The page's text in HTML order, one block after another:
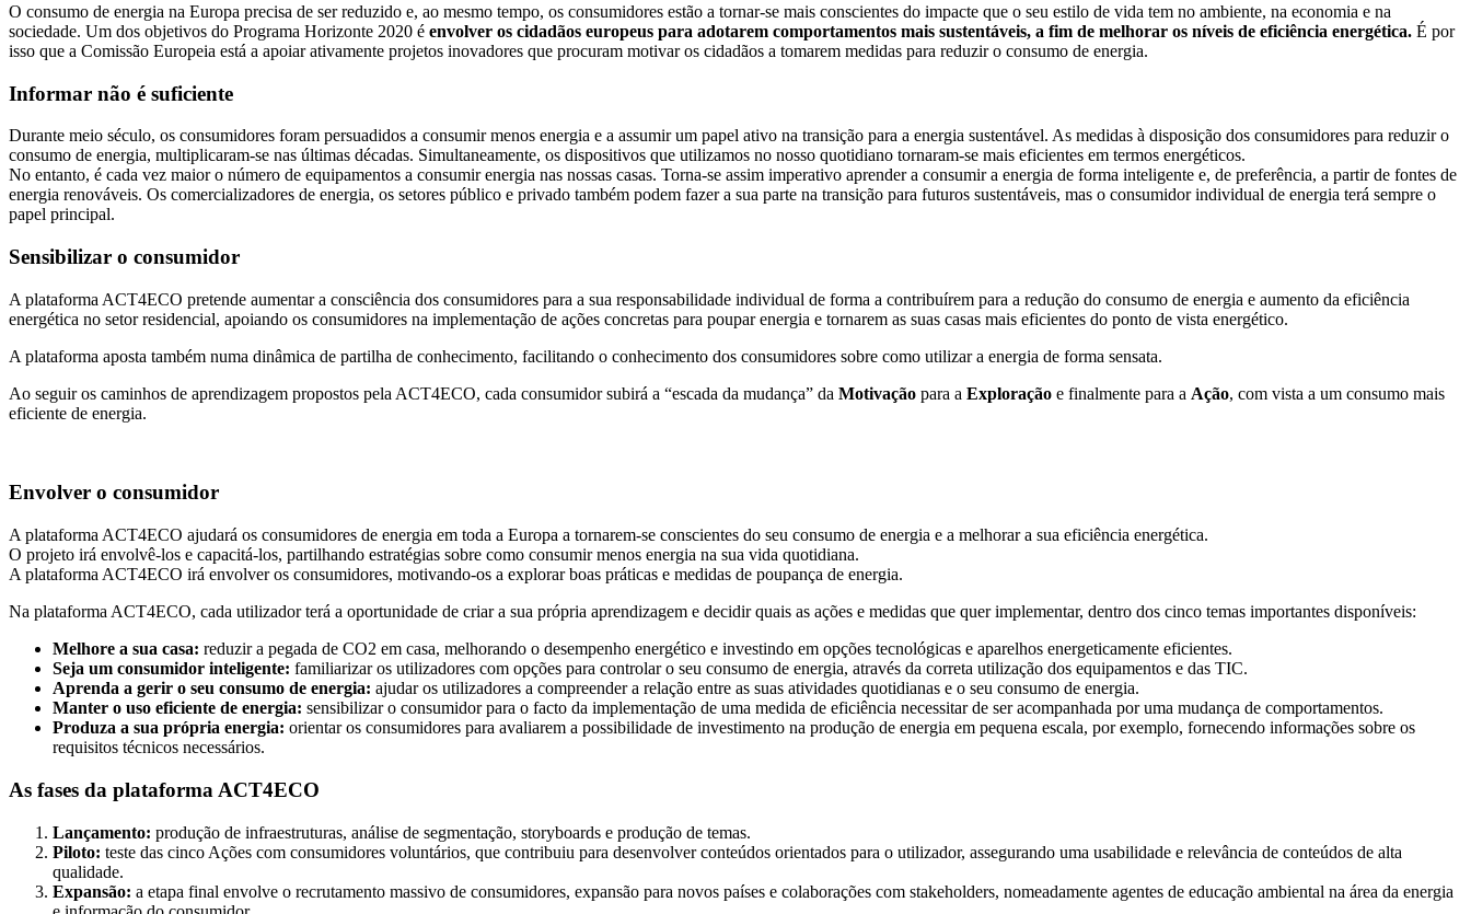
O consumo de energia na Europa precisa de ser reduzido e, ao mesmo tempo, os consumidores estão a tornar-se mais conscientes do impacte que o seu estilo de vida tem no ambiente, na economia e na
sociedade. Um dos objetivos do Programa Horizonte 2020 é envolver os cidadãos europeus para adotarem comportamentos mais sustentáveis, a fim de melhorar os níveis de eficiência energética. É por
isso que a Comissão Europeia está a apoiar ativamente projetos inovadores que procuram motivar os cidadãos a tomarem medidas para reduzir o consumo de energia.
Informar não é suficiente
Durante meio século, os consumidores foram persuadidos a consumir menos energia e a assumir um papel ativo na transição para a energia sustentável. As medidas à disposição dos consumidores para reduzir o
consumo de energia, multiplicaram-se nas últimas décadas. Simultaneamente, os dispositivos que utilizamos no nosso quotidiano tornaram-se mais eficientes em termos energéticos.
No entanto, é cada vez maior o número de equipamentos a consumir energia nas nossas casas. Torna-se assim imperativo aprender a consumir a energia de forma inteligente e, de preferência, a partir de fontes de
energia renováveis. Os comercializadores de energia, os setores público e privado também podem fazer a sua parte na transição para futuros sustentáveis, mas o consumidor individual de energia terá sempre o
papel principal.
Sensibilizar o consumidor
A plataforma ACT4ECO pretende aumentar a consciência dos consumidores para a sua responsabilidade individual de forma a contribuírem para a redução do consumo de energia e aumento da eficiência
energética no setor residencial, apoiando os consumidores na implementação de ações concretas para poupar energia e tornarem as suas casas mais eficientes do ponto de vista energético.
A plataforma aposta também numa dinâmica de partilha de conhecimento, facilitando o conhecimento dos consumidores sobre como utilizar a energia de forma sensata.
Ao seguir os caminhos de aprendizagem propostos pela ACT4ECO, cada consumidor subirá a “escada da mudança” da Motivação para a Exploração e finalmente para a Ação, com vista a um consumo mais
eficiente de energia.
Envolver o consumidor
A plataforma ACT4ECO ajudará os consumidores de energia em toda a Europa a tornarem-se conscientes do seu consumo de energia e a melhorar a sua eficiência energética.
O projeto irá envolvê-los e capacitá-los, partilhando estratégias sobre como consumir menos energia na sua vida quotidiana.
A plataforma ACT4ECO irá envolver os consumidores, motivando-os a explorar boas práticas e medidas de poupança de energia.
Na plataforma ACT4ECO, cada utilizador terá a oportunidade de criar a sua própria aprendizagem e decidir quais as ações e medidas que quer implementar, dentro dos cinco temas importantes disponíveis:
Melhore a sua casa: reduzir a pegada de CO2 em casa, melhorando o desempenho energético e investindo em opções tecnológicas e aparelhos energeticamente eficientes.
Seja um consumidor inteligente: familiarizar os utilizadores com opções para controlar o seu consumo de energia, através da correta utilização dos equipamentos e das TIC.
Aprenda a gerir o seu consumo de energia: ajudar os utilizadores a compreender a relação entre as suas atividades quotidianas e o seu consumo de energia.
Manter o uso eficiente de energia: sensibilizar o consumidor para o facto da implementação de uma medida de eficiência necessitar de ser acompanhada por uma mudança de comportamentos.
Produza a sua própria energia: orientar os consumidores para avaliarem a possibilidade de investimento na produção de energia em pequena escala, por exemplo, fornecendo informações sobre os
requisitos técnicos necessários.
As fases da plataforma ACT4ECO
Lançamento: produção de infraestruturas, análise de segmentação, storyboards e produção de temas.
Piloto: teste das cinco Ações com consumidores voluntários, que contribuiu para desenvolver conteúdos orientados para o utilizador, assegurando uma usabilidade e relevância de conteúdos de alta
qualidade.
Expansão: a etapa final envolve o recrutamento massivo de consumidores, expansão para novos países e colaborações com stakeholders, nomeadamente agentes de educação ambiental na área da energia